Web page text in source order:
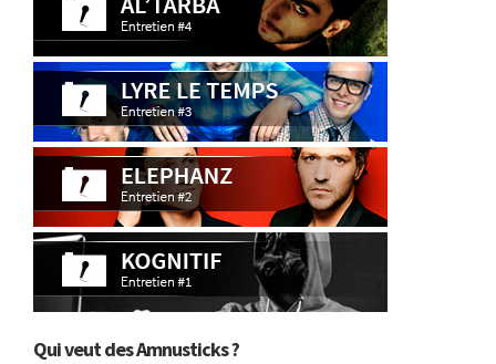
Qui veut des Amnusticks ?